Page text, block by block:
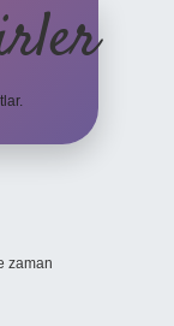
zaman